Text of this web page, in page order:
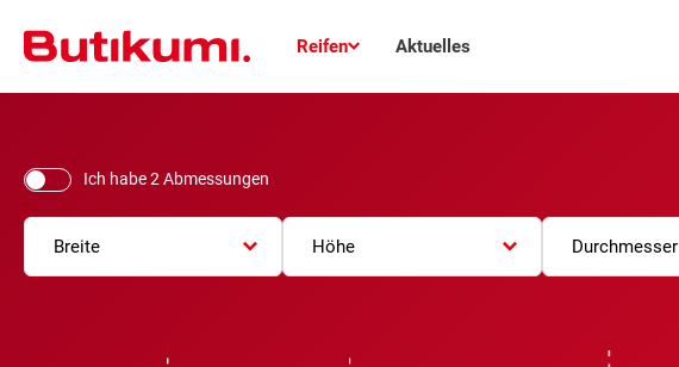
Reifen Aktuelles
Ich habe 2 Abmessungen
Breite Höhe Durchmesser